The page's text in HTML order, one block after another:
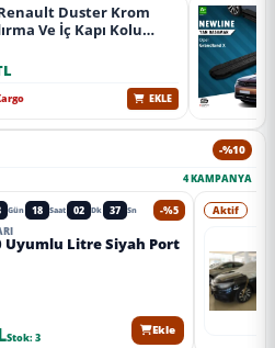
Duster Krom
Ve İç Kapı Kolu
EKLE
-%10
4 KAMPANYA
-%5
Gün 18 Saat 02 Dk 35 Sn
Uyumlu Litre Siyah Port
Stok: 3
Ekle
Aktif